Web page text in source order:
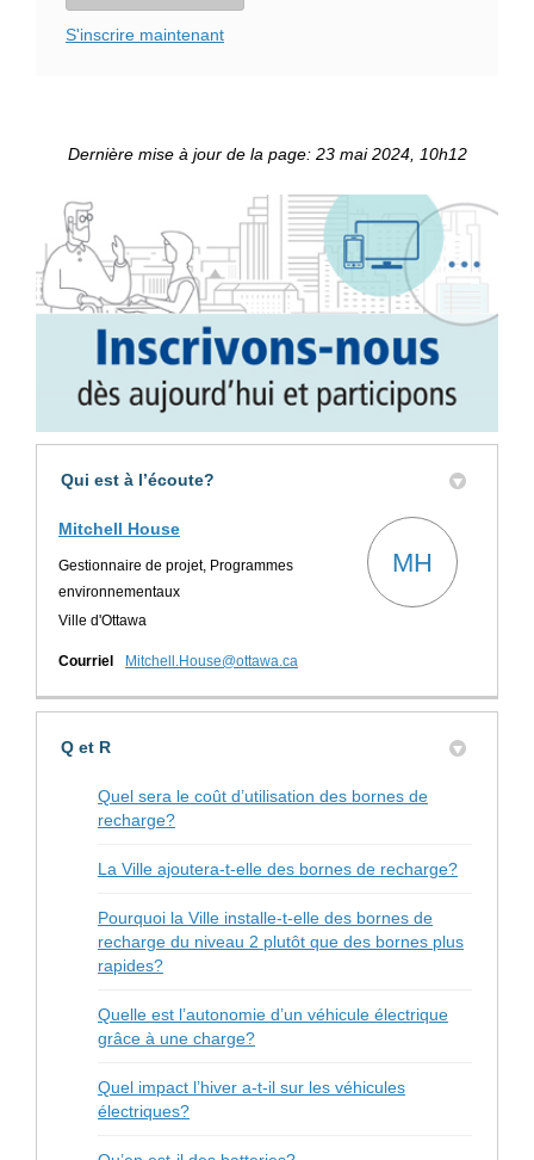
S'inscrire maintenant
Dernière mise à jour de la page: 23 mai 2024, 10h12
Qui est à l’écoute?
Mitchell House
Gestionnaire de projet, Programmes
environnementaux
Ville d'Ottawa
MH
Courriel Mitchell.House@ottawa.ca
Q et R
Quel sera le coût d’utilisation des bornes de
recharge?
La Ville ajoutera-t-elle des bornes de recharge?
Pourquoi la Ville installe-t-elle des bornes de
recharge du niveau 2 plutôt que des bornes plus
rapides?
Quelle est l’autonomie d’un véhicule électrique
grâce à une charge?
Quel impact l’hiver a-t-il sur les véhicules
électriques?